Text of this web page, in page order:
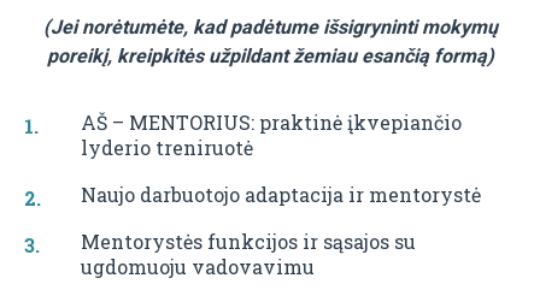
(Jei norėtumėte, kad padėtume išsigryninti mokymų
poreikį, kreipkitės užpildant žemiau esančią formą)
AŠ – MENTORIUS: praktinė įkvepiančio
lyderio treniruotė
Naujo darbuotojo adaptacija ir mentorystė
Mentorystės funkcijos ir sąsajos su
ugdomuoju vadovavimu